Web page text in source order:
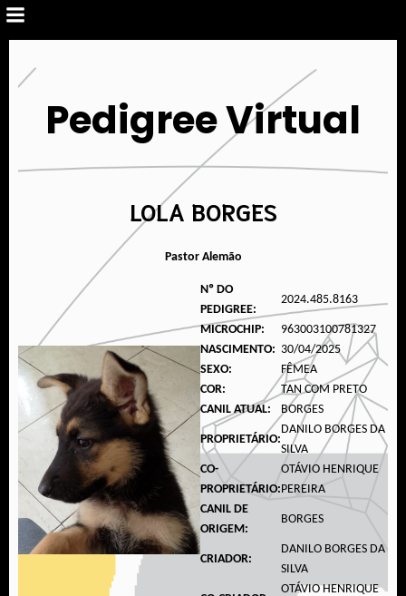
Pedigree Virtual
LOLA BORGES
Pastor Alemão
Nº DO
PEDIGREE:
2024.485.8163
MICROCHIP:
963003100781327
NASCIMENTO: 30/04/2025
SEXO:
FÊMEA
COR:
TAN COM PRETO
CANIL ATUAL:
BORGES
PROPRIETÁRIO:
DANILO BORGES DA
SILVA
CO-
PROPRIETÁRIO:
OTÁVIO HENRIQUE
PEREIRA
CANIL DE
ORIGEM:
BORGES
CRIADOR:
DANILO BORGES DA
SILVA
OTÁVIO HENRIQUE